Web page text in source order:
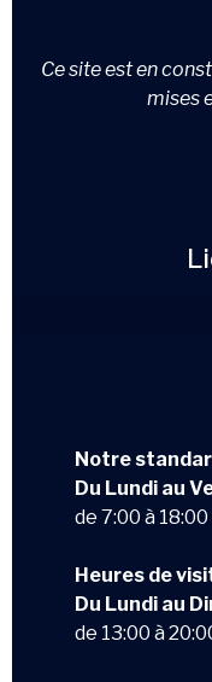
Ce site est en
mises
Notre
Du Lundi au
de 7:00 à 18:00
Heures de
Du Lundi au
de 13:00 à